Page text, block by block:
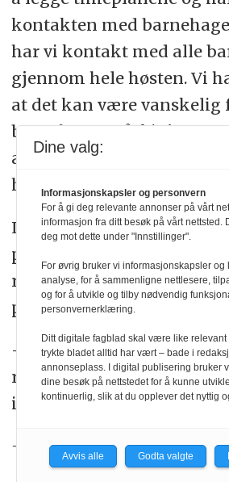
kontakten med
har vi kontakt med alle
gjennom hele høsten. Vi
at det kan være vanskelig
barnehagene å frigjøre
at de kan komme på
har stort sett gått greit.
Lysklett forteller at den
praksismodellen ikke
ressurser for høgskolen
praksisveiledere.
– Vi omfordeler heller,
ressurser når vi ikke har
individuell veiledning
– Er modellen kommet for å
Dine valg:
Informasjonskapsler og personvern
For å gi deg relevante annonser på vårt
informasjon fra ditt besøk på vårt nettsted.
deg mot dette under "Innstillinger".
For øvrig bruker vi informasjonskapsler
analyse, for å sammenligne nettlesere,
og for å utvikle og tilby nødvendig
personvernerklæring.
Ditt digitale fagblad skal være like relevant
trykte bladet alltid har vært – bade i
annonseplass. I digital publisering bruker
dine besøk på nettstedet for å kunne
kontinuerlig, slik at du opplever det nyttig
Avvis alle Godta valgte